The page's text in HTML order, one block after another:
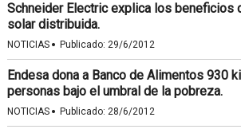
Schneider Electric explica los beneficios
solar distribuida.
NOTICIAS · Publicado: 29/6/2012
Endesa dona a Banco de Alimentos 930
personas bajo el umbral de la pobreza.
NOTICIAS · Publicado: 28/6/2012